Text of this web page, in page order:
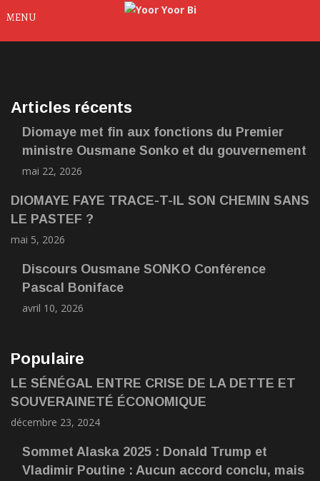
Articles récents
Diomaye met fin aux fonctions du Premier
ministre Ousmane Sonko et du gouvernement
mai 22, 2026
DIOMAYE FAYE TRACE-T-IL SON CHEMIN SANS
LE PASTEF ?
mai 5, 2026
Discours Ousmane SONKO Conférence
Pascal Boniface
avril 10, 2026
Populaire
LE SÉNÉGAL ENTRE CRISE DE LA DETTE ET
SOUVERAINETÉ ÉCONOMIQUE
décembre 23, 2024
Sommet Alaska 2025 : Donald Trump et
Vladimir Poutine : Aucun accord conclu, mais
MENU